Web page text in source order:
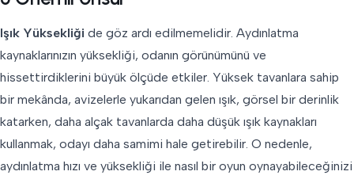
Işık Yüksekliği de göz ardı edilmemelidir. Aydınlatma
kaynaklarınızın yüksekliği, odanın görünümünü ve
hissettirdiklerini büyük ölçüde etkiler. Yüksek tavanlara sahip
bir mekânda, avizelerle yukarıdan gelen ışık, görsel bir derinlik
katarken, daha alçak tavanlarda daha düşük ışık kaynakları
kullanmak, odayı daha samimi hale getirebilir. O nedenle,
aydınlatma hızı ve yüksekliği ile nasıl bir oyun oynayabileceğinizi